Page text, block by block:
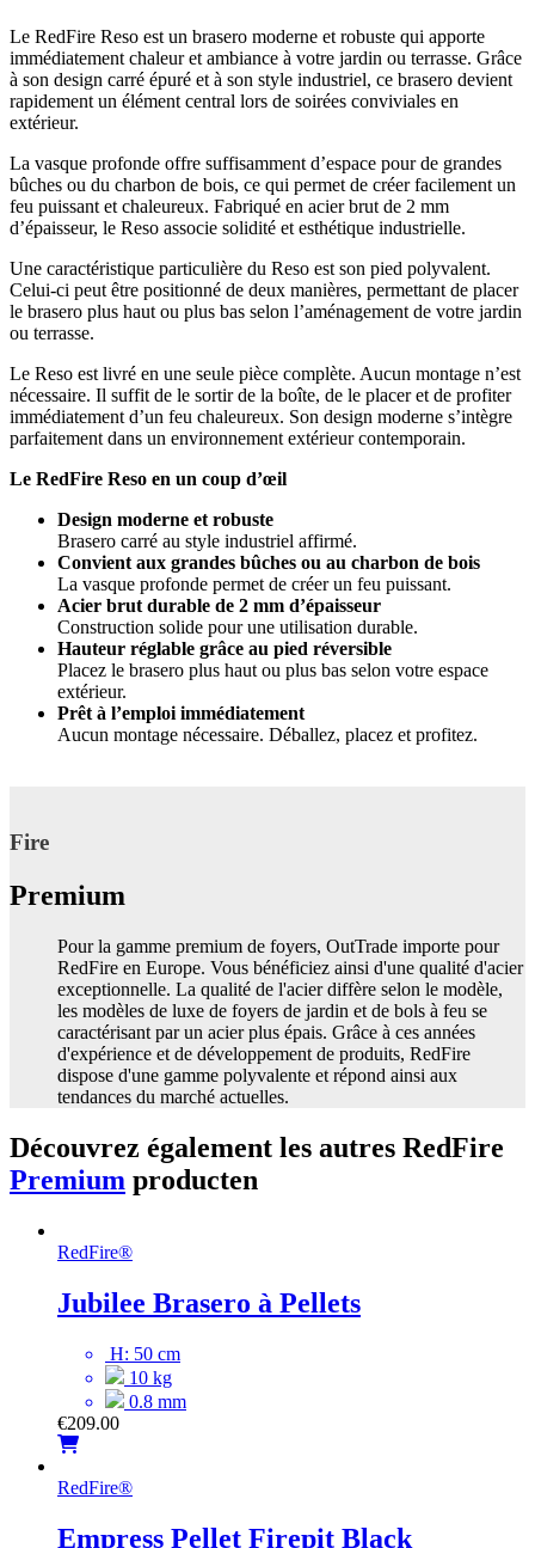
Le RedFire Reso est un brasero moderne et robuste qui apporte
immédiatement chaleur et ambiance à votre jardin ou terrasse. Grâce
à son design carré épuré et à son style industriel, ce brasero devient
rapidement un élément central lors de soirées conviviales en
extérieur.
La vasque profonde offre suffisamment d’espace pour de grandes
bûches ou du charbon de bois, ce qui permet de créer facilement un
feu puissant et chaleureux. Fabriqué en acier brut de 2 mm
d’épaisseur, le Reso associe solidité et esthétique industrielle.
Une caractéristique particulière du Reso est son pied polyvalent.
Celui-ci peut être positionné de deux manières, permettant de placer
le brasero plus haut ou plus bas selon l’aménagement de votre jardin
ou terrasse.
Le Reso est livré en une seule pièce complète. Aucun montage n’est
nécessaire. Il suffit de le sortir de la boîte, de le placer et de profiter
immédiatement d’un feu chaleureux. Son design moderne s’intègre
parfaitement dans un environnement extérieur contemporain.
Le RedFire Reso en un coup d’œil
Design moderne et robuste
Brasero carré au style industriel affirmé.
Convient aux grandes bûches ou au charbon de bois
La vasque profonde permet de créer un feu puissant.
Acier brut durable de 2 mm d’épaisseur
Construction solide pour une utilisation durable.
Hauteur réglable grâce au pied réversible
Placez le brasero plus haut ou plus bas selon votre espace
extérieur.
Prêt à l’emploi immédiatement
Aucun montage nécessaire. Déballez, placez et profitez.
Fire
Premium
Pour la gamme premium de foyers, OutTrade importe pour
RedFire en Europe. Vous bénéficiez ainsi d'une qualité d'acier
exceptionnelle. La qualité de l'acier diffère selon le modèle,
les modèles de luxe de foyers de jardin et de bols à feu se
caractérisant par un acier plus épais. Grâce à ces années
d'expérience et de développement de produits, RedFire
dispose d'une gamme polyvalente et répond ainsi aux
tendances du marché actuelles.
Découvrez également les autres RedFire
Premium producten
RedFire®
Jubilee Brasero à Pellets
H: 50 cm
10 kg
0.8 mm
€209.00
RedFire®
Empress Pellet Firepit Black